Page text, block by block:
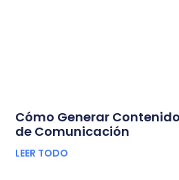
Cómo Generar
de Comunicación
LEER TODO